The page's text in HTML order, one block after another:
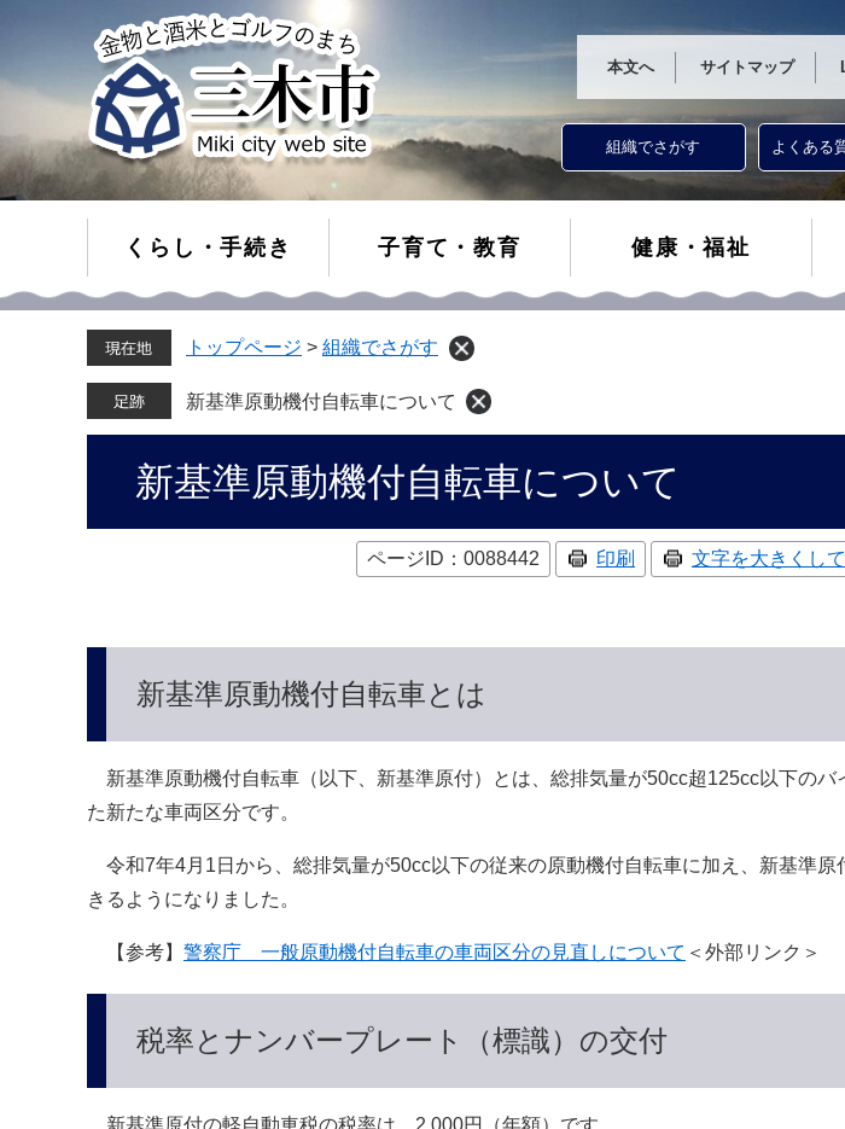
本文へ サイトマップ
組織でさがす よくある
くらし・手続き 子育て・教育 健康・福祉
トップページ > 組織でさがす
新基準原動機付自転車について
新基準原動機付自転車について
ページID：0088442 印刷 文字を大きくし
新基準原動機付自転車とは
新基準原動機付自転車（以下、新基準原付）とは、総排気量が50cc超125cc以下のバ
た新たな車両区分です。
令和7年4月1日から、総排気量が50cc以下の従来の原動機付自転車に加え、新基準原
きるようになりました。
【参考】 警察庁 一般原動機付自転車の車両区分の見直しについて ＜外部リンク＞
税率とナンバープレート（標識）の交付